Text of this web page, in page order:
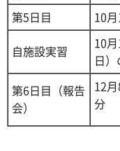
第5日目
10
自施設実習
10
日
第6日目（報告
会）
12
分